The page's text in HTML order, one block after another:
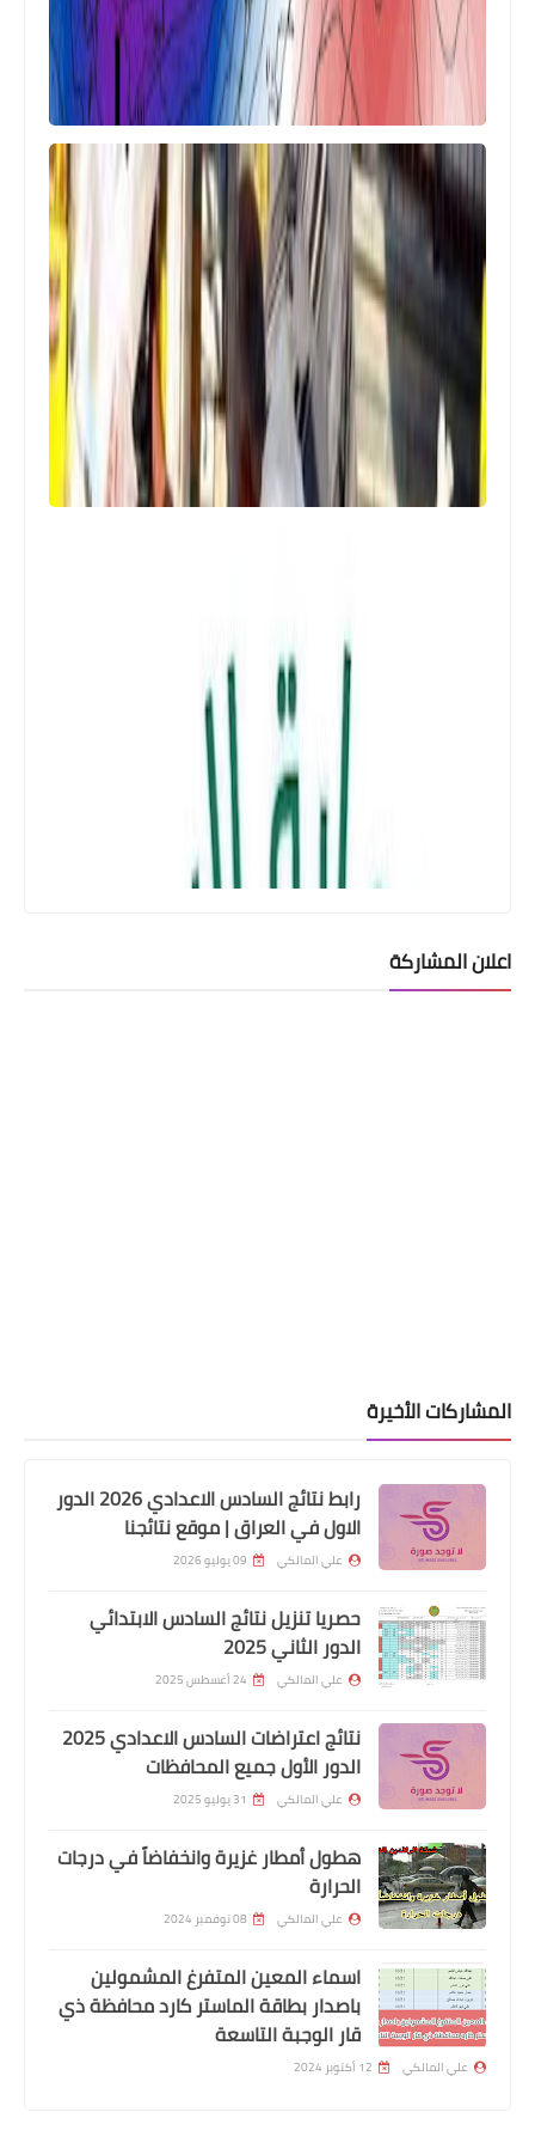
اسعار صرف الدولار في بورصة الكفاح
عاجل اطلاق درجات وظيفية لكافة
المواطنين في جميع المحافظات
اخبار وقرارت التربية
التربية تحدد فئات جديدة مشمولة بقرار
الـ10 درجات
اعلان المشاركة
المشاركات الأخيرة
رابط نتائج السادس الاعدادي 2026 الدور
الاول في العراق | موقع نتائجنا
علي المالكي 09 يوليو 2026
حصريا تنزيل نتائج السادس الابتدائي
الدور الثاني 2025
علي المالكي 24 أغسطس 2025
نتائج اعتراضات السادس الاعدادي 2025
الدور الأول جميع المحافظات
علي المالكي 31 يوليو 2025
هطول أمطار غزيرة وانخفاضاً في درجات
الحرارة
علي المالكي 08 نوفمبر 2024
اسماء المعين المتفرغ المشمولين
باصدار بطاقة الماستر كارد محافظة ذي
قار الوجبة التاسعة
علي المالكي 12 أكتوبر 2024